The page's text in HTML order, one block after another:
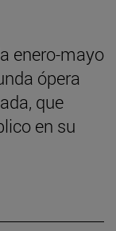
enero-mayo
ópera
que
en su